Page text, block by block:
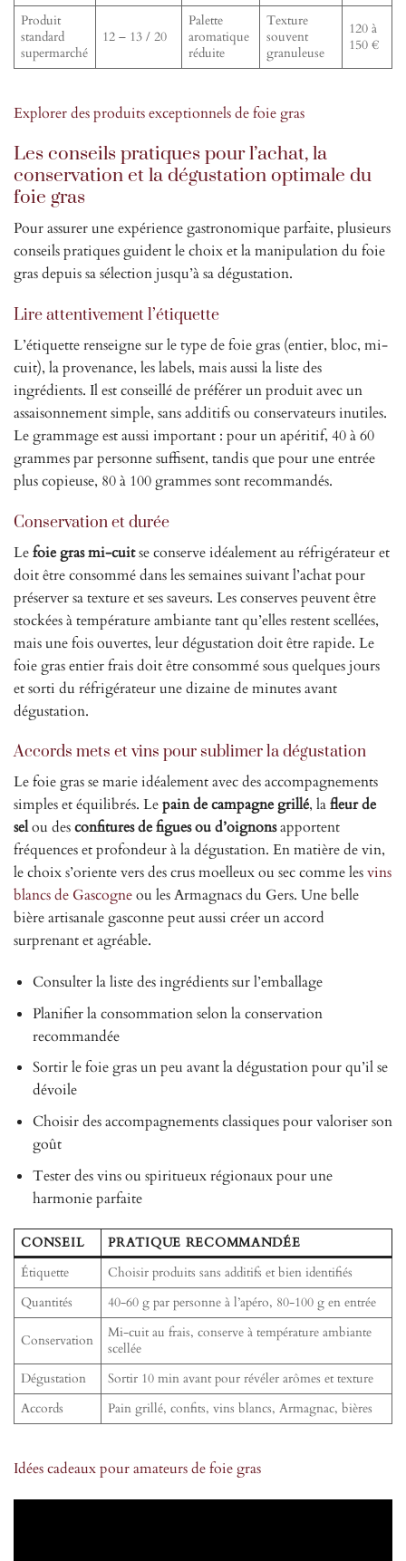
Produit
standard
supermarché
12 – 13 / 20
Palette
aromatique
réduite
Texture
souvent
granuleuse
120 à
150 €
Explorer des produits exceptionnels de foie gras
Les conseils pratiques pour l’achat, la
conservation et la dégustation optimale du
foie gras
Pour assurer une expérience gastronomique parfaite, plusieurs
conseils pratiques guident le choix et la manipulation du foie
gras depuis sa sélection jusqu’à sa dégustation.
Lire attentivement l’étiquette
L’étiquette renseigne sur le type de foie gras (entier, bloc, mi-
cuit), la provenance, les labels, mais aussi la liste des
ingrédients. Il est conseillé de préférer un produit avec un
assaisonnement simple, sans additifs ou conservateurs inutiles.
Le grammage est aussi important : pour un apéritif, 40 à 60
grammes par personne suffisent, tandis que pour une entrée
plus copieuse, 80 à 100 grammes sont recommandés.
Conservation et durée
Lefoie gras mi-cuitse conserve idéalement au réfrigérateur et
doit être consommé dans les semaines suivant l’achat pour
préserver sa texture et ses saveurs. Les conserves peuvent être
stockées à température ambiante tant qu’elles restent scellées,
mais une fois ouvertes, leur dégustation doit être rapide. Le
foie gras entier frais doit être consommé sous quelques jours
et sorti du réfrigérateur une dizaine de minutes avant
dégustation.
Accords mets et vins pour sublimer la dégustation
Le foie gras se marie idéalement avec des accompagnements
simples et équilibrés. Lepain de campagne grillé, lafleur de
selou desconfitures de figues ou d’oignonsapportent
fréquences et profondeur à la dégustation. En matière de vin,
le choix s’oriente vers des crus moelleux ou sec comme lesvins
blancs de Gascogneou les Armagnacs du Gers. Une belle
bière artisanale gasconne peut aussi créer un accord
surprenant et agréable.
Consulter la liste des ingrédients sur l’emballage
Planifier la consommation selon la conservation
recommandée
Sortir le foie gras un peu avant la dégustation pour qu’il se
dévoile
Choisir des accompagnements classiques pour valoriser son
goût
Tester des vins ou spiritueux régionaux pour une
harmonie parfaite
CONSEIL
PRATIQUE RECOMMANDÉE
Étiquette
Choisir produits sans additifs et bien identifiés
Quantités
40-60 g par personne à l’apéro, 80-100 g en entrée
Conservation
Mi-cuit au frais, conserve à température ambiante
scellée
Dégustation
Sortir 10 min avant pour révéler arômes et texture
Accords
Pain grillé, confits, vins blancs, Armagnac, bières
Idées cadeaux pour amateurs de foie gras